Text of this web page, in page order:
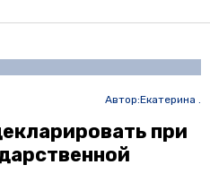
Автор:Екатерина .
при